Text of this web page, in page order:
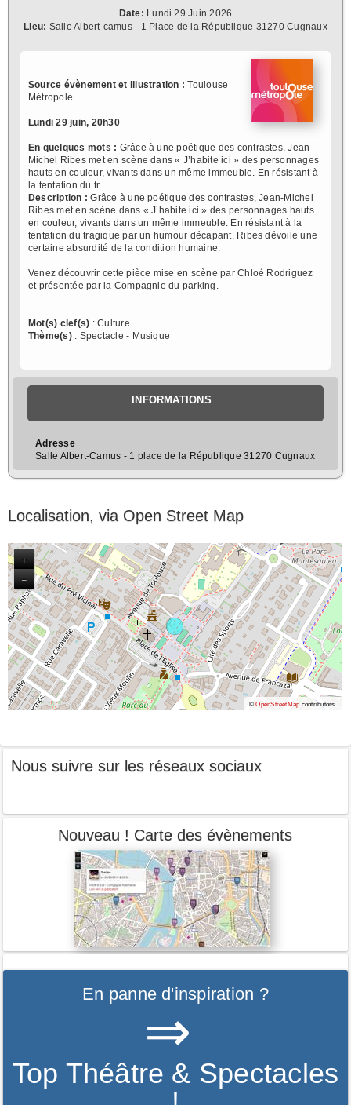
Date: Lundi 29 Juin 2026
Lieu: Salle Albert-camus - 1 Place de la République 31270 Cugnaux
Source évènement et illustration : Toulouse
Métropole
Lundi 29 juin, 20h30
En quelques mots : Grâce à une poétique des contrastes, Jean-
Michel Ribes met en scène dans « J’habite ici » des personnages
hauts en couleur, vivants dans un même immeuble. En résistant à
la tentation du tr
Description : Grâce à une poétique des contrastes, Jean-Michel
Ribes met en scène dans « J’habite ici » des personnages hauts
en couleur, vivants dans un même immeuble. En résistant à la
tentation du tragique par un humour décapant, Ribes dévoile une
certaine absurdité de la condition humaine.
Venez découvrir cette pièce mise en scène par Chloé Rodriguez
et présentée par la Compagnie du parking.
Mot(s) clef(s) : Culture
Thème(s): Spectacle - Musique
INFORMATIONS
Adresse
Salle Albert-Camus - 1 place de la République 31270 Cugnaux
Localisation, via Open Street Map
+
−
©OpenStreetMap contributors.
Nous suivre sur les réseaux sociaux
Nouveau ! Carte des évènements
En panne d'inspiration ?
⇒
Top Théâtre & Spectacles